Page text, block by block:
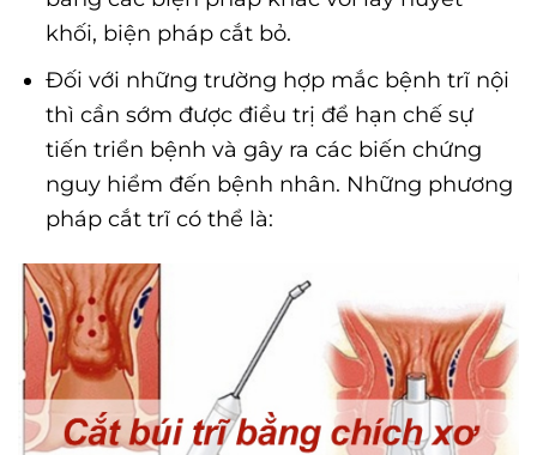
khối, biện pháp cắt bỏ.
Đối với những trường hợp mắc bệnh trĩ nội
thì cần sớm được điều trị để hạn chế sự
tiến triển bệnh và gây ra các biến chứng
nguy hiểm đến bệnh nhân. Những phương
pháp cắt trĩ có thể là: